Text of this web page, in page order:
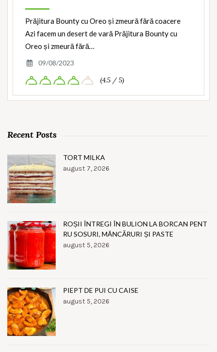
Prăjitura Bounty cu Oreo și zmeură fără coacere
Azi facem un desert de vară Prăjitura Bounty cu
Oreo și zmeură fără…
09/08/2023
(4.5 / 5)
Recent Posts
TORT MILKA
august 7, 2026
ROȘII ÎNTREGI ÎN BULION LA BORCAN PENT
RU SOSURI, MÂNCĂRURI ȘI PASTE
august 5, 2026
PIEPT DE PUI CU CAISE
august 5, 2026